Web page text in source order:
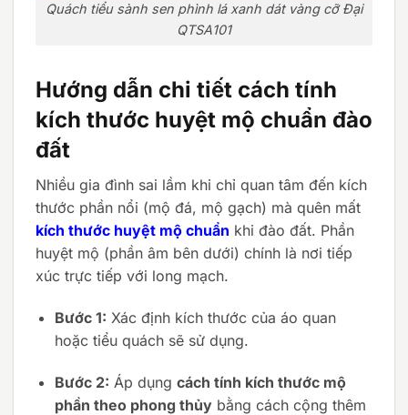
Quách tiểu sành sen phình lá xanh dát vàng cỡ Đại
QTSA101
Hướng dẫn chi tiết cách tính
kích thước huyệt mộ chuẩn đào
đất
Nhiều gia đình sai lầm khi chỉ quan tâm đến kích
thước phần nổi (mộ đá, mộ gạch) mà quên mất
kích thước huyệt mộ chuẩn khi đào đất. Phần
huyệt mộ (phần âm bên dưới) chính là nơi tiếp
xúc trực tiếp với long mạch.
Bước 1: Xác định kích thước của áo quan
hoặc tiểu quách sẽ sử dụng.
Bước 2: Áp dụng cách tính kích thước mộ
phần theo phong thủybằng cách cộng thêm